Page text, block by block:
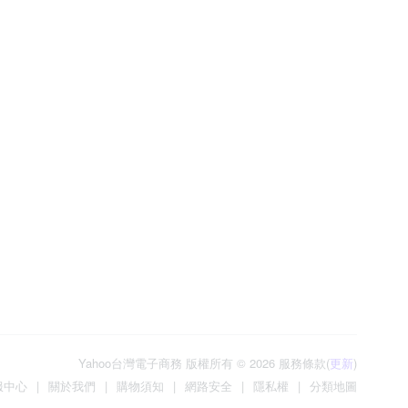
Yahoo台灣電子商務 版權所有 © 2026 服務條款(更新)
中心
| 關於我們 | 購物須知 | 網路安全 | 隱私權 | 分類地圖